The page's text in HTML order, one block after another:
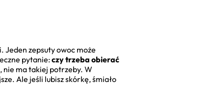
Jeden zepsuty owoc może
pytanie:czy trzeba obierać
nie ma takiej potrzeby. W
Ale jeśli lubisz skórkę, śmiało